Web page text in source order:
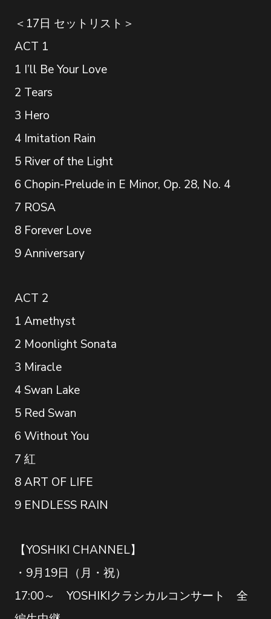
＜17日 セットリスト＞
ACT 1
1 I’ll Be Your Love
2 Tears
3 Hero
4 Imitation Rain
5 River of the Light
6 Chopin-Prelude in E Minor, Op. 28, No. 4
7 ROSA
8 Forever Love
9 Anniversary
ACT 2
1 Amethyst
2 Moonlight Sonata
3 Miracle
4 Swan Lake
5 Red Swan
6 Without You
7 紅
8 ART OF LIFE
9 ENDLESS RAIN
【YOSHIKI CHANNEL】
・9月19日（月・祝）
17:00～ YOSHIKIクラシカルコンサート 全